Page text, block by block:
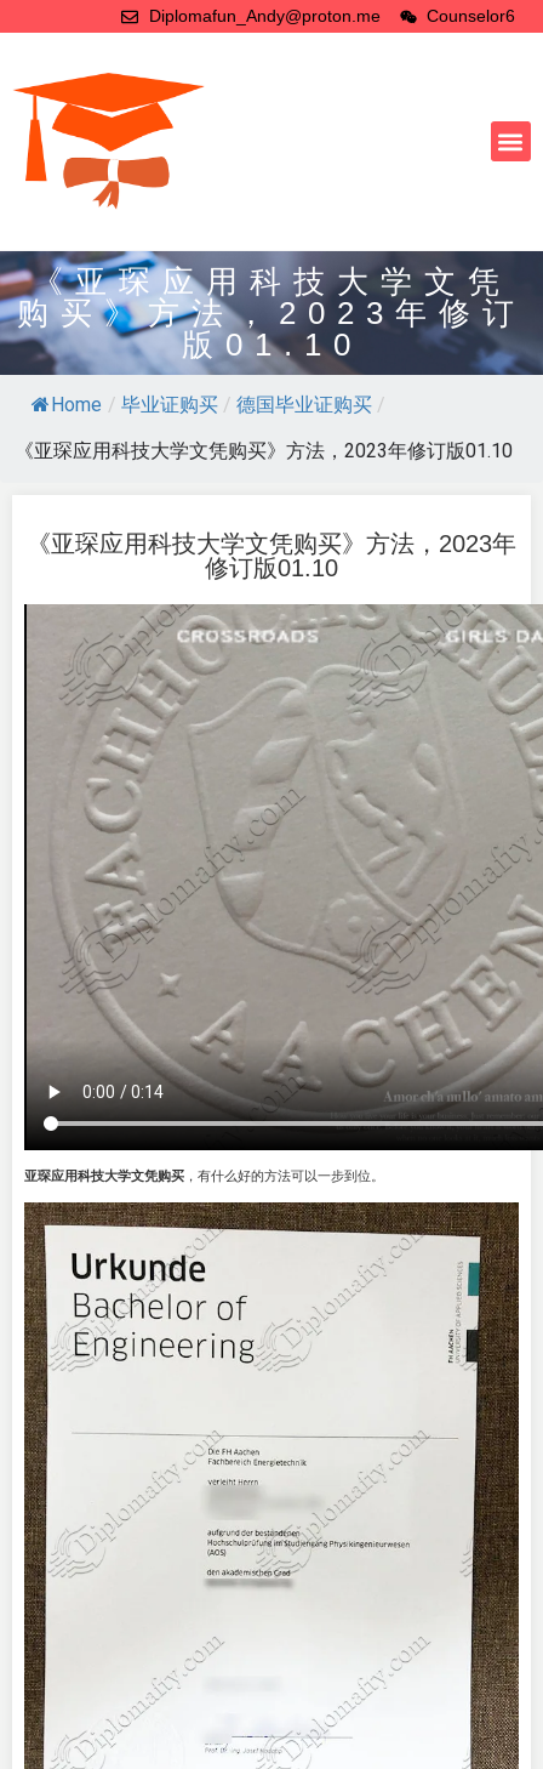
Diplomafun_Andy@proton.me Counselor6
《亚琛应用科技大学文凭
购买》方法，2023年修订
版01.10
Home / 毕业证购买 / 德国毕业证购买 /
《亚琛应用科技大学文凭购买》方法，2023年修订版01.10
《亚琛应用科技大学文凭购买》方法，2023年
修订版01.10
亚琛应用科技大学文凭购买 ，有什么好的方法可以一步到位。